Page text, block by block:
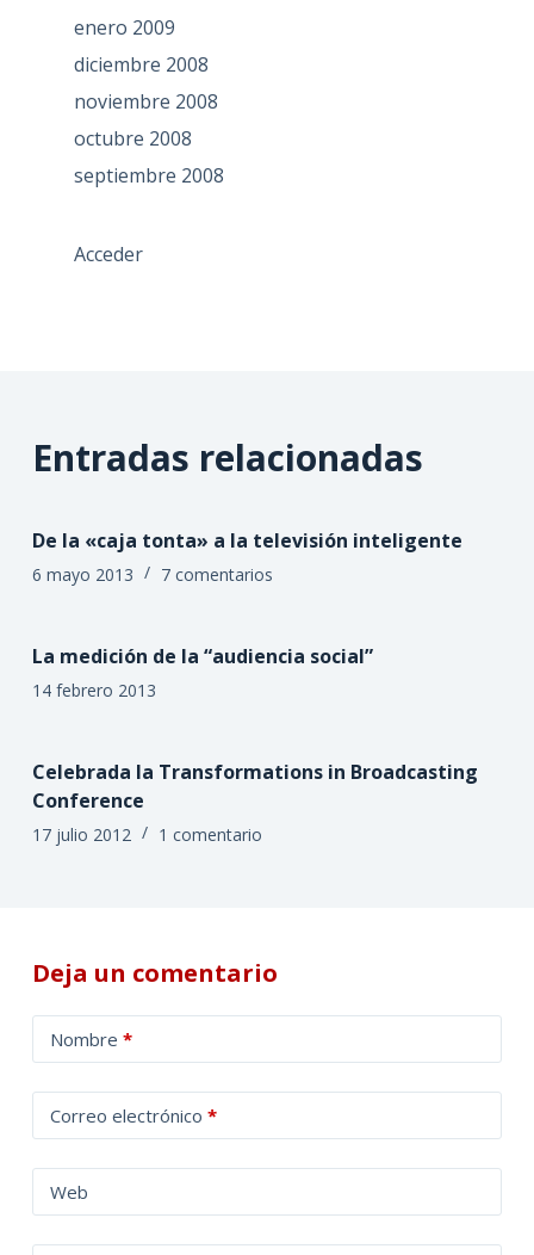
enero 2009
diciembre 2008
noviembre 2008
octubre 2008
septiembre 2008
Acceder
Entradas relacionadas
De la «caja tonta» a la televisión inteligente
6 mayo 2013 7 comentarios
La medición de la “audiencia social”
14 febrero 2013
Celebrada la Transformations in Broadcasting
Conference
17 julio 2012 1 comentario
Deja un comentario
Nombre *
Correo electrónico *
Web
l
t
a
t